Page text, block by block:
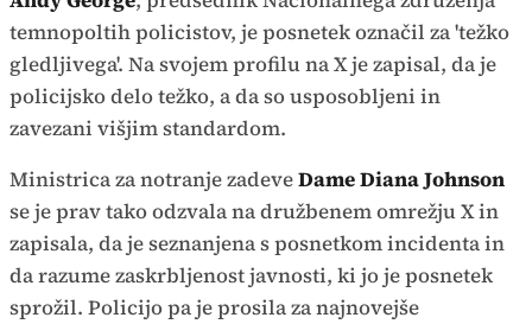
temnopoltih policistov, je posnetek označil za 'težko
gledljivega'. Na svojem profilu na X je zapisal, da je
policijsko delo težko, a da so usposobljeni in
zavezani višjim standardom.
Ministrica za notranje zadeveDame Diana Johnson
se je prav tako odzvala na družbenem omrežju X in
zapisala, da je seznanjena s posnetkom incidenta in
da razume zaskrbljenost javnosti, ki jo je posnetek
sprožil. Policijo pa je prosila za najnovejše